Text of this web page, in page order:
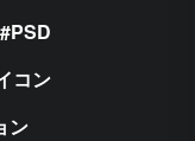
PSD
コン
ン